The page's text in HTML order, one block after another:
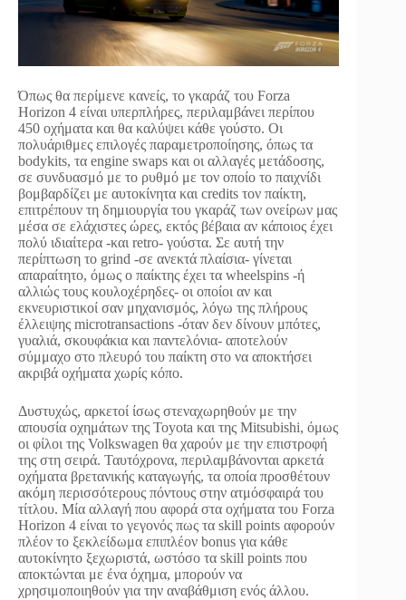
Όπως θα περίμενε κανείς, το γκαράζ του Forza
Horizon 4 είναι υπερπλήρες, περιλαμβάνει περίπου
450 οχήματα και θα καλύψει κάθε γούστο. Οι
πολυάριθμες επιλογές παραμετροποίησης, όπως τα
bodykits, τα engine swaps και οι αλλαγές μετάδοσης,
σε συνδυασμό με το ρυθμό με τον οποίο το παιχνίδι
βομβαρδίζει με αυτοκίνητα και credits τον παίκτη,
επιτρέπουν τη δημιουργία του γκαράζ των ονείρων μας
μέσα σε ελάχιστες ώρες, εκτός βέβαια αν κάποιος έχει
πολύ ιδιαίτερα -και retro- γούστα. Σε αυτή την
περίπτωση το grind -σε ανεκτά πλαίσια- γίνεται
απαραίτητο, όμως ο παίκτης έχει τα wheelspins -ή
αλλιώς τους κουλοχέρηδες- οι οποίοι αν και
εκνευριστικοί σαν μηχανισμός, λόγω της πλήρους
έλλειψης microtransactions -όταν δεν δίνουν μπότες,
γυαλιά, σκουφάκια και παντελόνια- αποτελούν
σύμμαχο στο πλευρό του παίκτη στο να αποκτήσει
ακριβά οχήματα χωρίς κόπο.
Δυστυχώς, αρκετοί ίσως στεναχωρηθούν με την
απουσία οχημάτων της Toyota και της Mitsubishi, όμως
οι φίλοι της Volkswagen θα χαρούν με την επιστροφή
της στη σειρά. Ταυτόχρονα, περιλαμβάνονται αρκετά
οχήματα βρετανικής καταγωγής, τα οποία προσθέτουν
ακόμη περισσότερους πόντους στην ατμόσφαιρά του
τίτλου. Μία αλλαγή που αφορά στα οχήματα του Forza
Horizon 4 είναι το γεγονός πως τα skill points αφορούν
πλέον το ξεκλείδωμα επιπλέον bonus για κάθε
αυτοκίνητο ξεχωριστά, ωστόσο τα skill points που
αποκτώνται με ένα όχημα, μπορούν να
χρησιμοποιηθούν για την αναβάθμιση ενός άλλου.